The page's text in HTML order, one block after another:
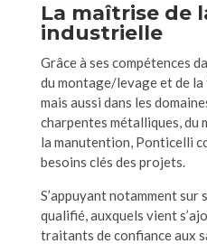
La maîtrise de
industrielle
Grâce à ses compétences
du montage/levage et de
mais aussi dans les
charpentes métalliques, du
la manutention, Ponticelli
besoins clés des projets.
S’appuyant notamment
qualifié, auxquels vient
traitants de confiance aux